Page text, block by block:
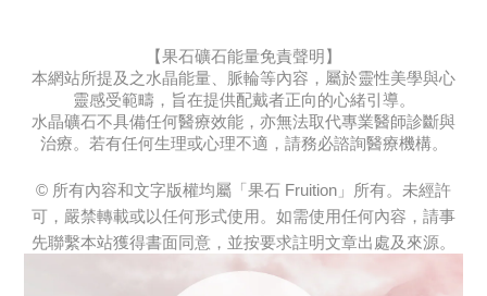
【果石礦石能量免責聲明】
本網站所提及之水晶能量、脈輪等內容，屬於靈性美學與心
靈感受範疇，旨在提供配戴者正向的心緒引導。
水晶礦石不具備任何醫療效能，亦無法取代專業醫師診斷與
治療。若有任何生理或心理不適，請務必諮詢醫療機構。
© 所有內容和文字版權均屬「果石 Fruition」所有。未經許
可，嚴禁轉載或以任何形式使用。如需使用任何內容，請事
先聯繫本站獲得書面同意，並按要求註明文章出處及來源。